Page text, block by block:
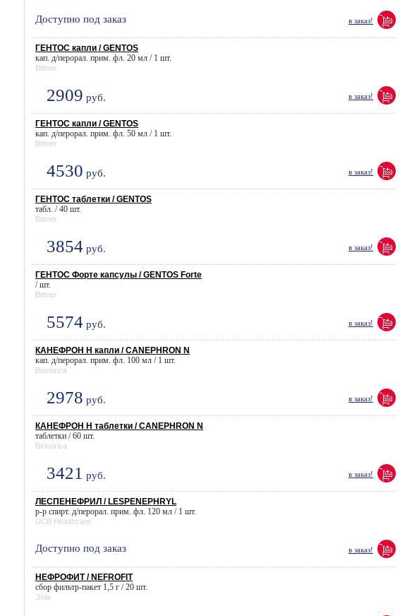
Доступно под заказ в заказ!
ГЕНТОС капли / GENTOS
кап. д/перорал. прим. фл. 20 мл / 1 шт.
Bittner
2909 руб. в заказ!
ГЕНТОС капли / GENTOS
кап. д/перорал. прим. фл. 50 мл / 1 шт.
Bittner
4530 руб. в заказ!
ГЕНТОС таблетки / GENTOS
табл. / 40 шт.
Bittner
3854 руб. в заказ!
ГЕНТОС Форте капсулы / GENTOS Forte
/ шт.
Bittner
5574 руб. в заказ!
КАНЕФРОН H капли / CANEPHRON N
кап. д/перорал. прим. фл. 100 мл / 1 шт.
Bionorica
2978 руб. в заказ!
КАНЕФРОН H таблетки / CANEPHRON N
таблетки / 60 шт.
Bionorica
3421 руб. в заказ!
ЛЕСПЕНЕФРИЛ / LESPENEPHRYL
р-р спирт. д/перорал. прим. фл. 120 мл / 1 шт.
UCB Healthcare
Доступно под заказ в заказ!
НЕФРОФИТ / NEFROFIT
сбор фильтр-пакет 1,5 г / 20 шт.
Эйм